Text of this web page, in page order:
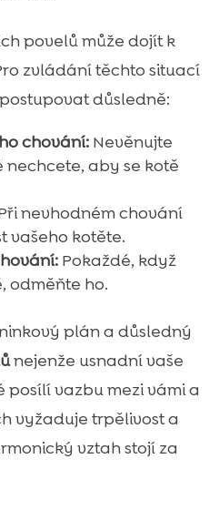
povelů může dojít k
zvládání těchto situací
důsledně:
chování:Nevěnujte
aby se kotě
nevhodném chování
vašeho kotěte.
Pokaždé, když
odměňte ho.
plán a důsledný
nejenže usnadní vaše
posílí vazbu mezi vámi a
vyžaduje trpělivost a
vztah stojí za